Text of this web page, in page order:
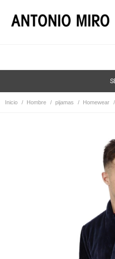
Inicio / Hombre / pijamas / Homewear /